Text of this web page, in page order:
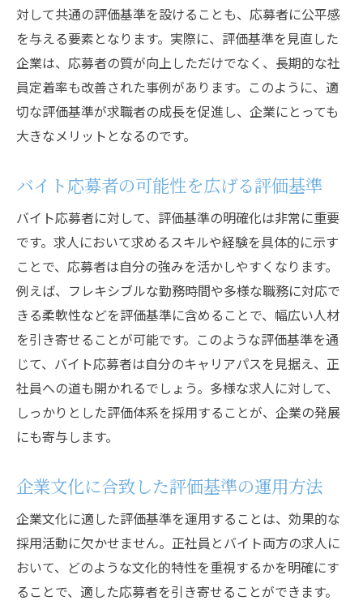
対して共通の評価基準を設けることも、応募者に公平感
を与える要素となります。実際に、評価基準を見直した
企業は、応募者の質が向上しただけでなく、長期的な社
員定着率も改善された事例があります。このように、適
切な評価基準が求職者の成長を促進し、企業にとっても
大きなメリットとなるのです。
バイト応募者の可能性を広げる評価基準
バイト応募者に対して、評価基準の明確化は非常に重要
です。求人において求めるスキルや経験を具体的に示す
ことで、応募者は自分の強みを活かしやすくなります。
例えば、フレキシブルな勤務時間や多様な職務に対応で
きる柔軟性などを評価基準に含めることで、幅広い人材
を引き寄せることが可能です。このような評価基準を通
じて、バイト応募者は自分のキャリアパスを見据え、正
社員への道も開かれるでしょう。多様な求人に対して、
しっかりとした評価体系を採用することが、企業の発展
にも寄与します。
企業文化に合致した評価基準の運用方法
企業文化に適した評価基準を運用することは、効果的な
採用活動に欠かせません。正社員とバイト両方の求人に
おいて、どのような文化的特性を重視するかを明確にす
ることで、適した応募者を引き寄せることができます。